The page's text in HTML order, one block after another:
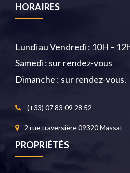
HORAIRES
Lundi au Vendredi : 10H –
Samedi : sur rendez-vous
Dimanche : sur rendez-vous.
(+33) 07 83 09 28 52
2 rue traversière 09320 Massat
PROPRIÉTÉS